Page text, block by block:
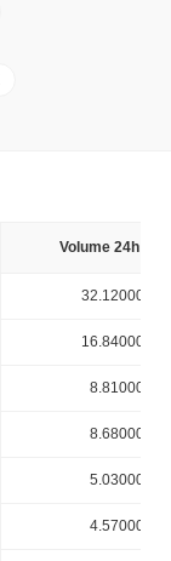
Volume 24h (%)
32.120000%
16.840000%
8.810000%
8.680000%
5.030000%
4.570000%